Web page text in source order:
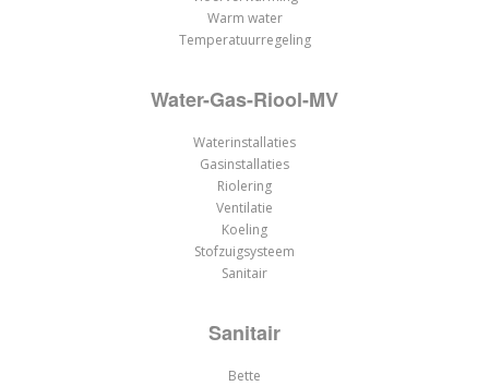
Warm water
Temperatuurregeling
Water-Gas-Riool-MV
Waterinstallaties
Gasinstallaties
Riolering
Ventilatie
Koeling
Stofzuigsysteem
Sanitair
Sanitair
Bette